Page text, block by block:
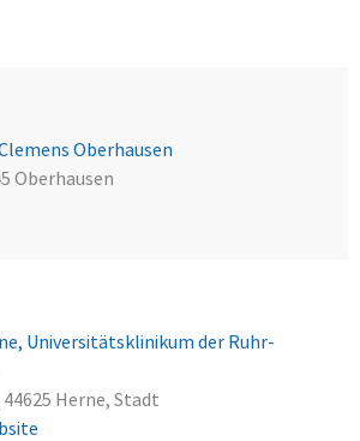
Oberhausen
Oberhausen
Universitätsklinikum der Ruhr-
Herne, Stadt